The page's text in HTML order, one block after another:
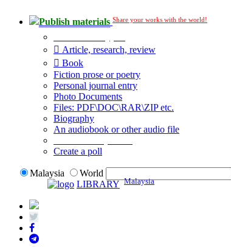
Publish materials Share your works with the world!
Article, research, review
Book
Fiction prose or poetry
Personal journal entry
Photo Documents
Files: PDF\DOC\RAR\ZIP etc.
Biography
An audiobook or other audio file
Create a poll
Malaysia
World
LIBRARY Malaysia